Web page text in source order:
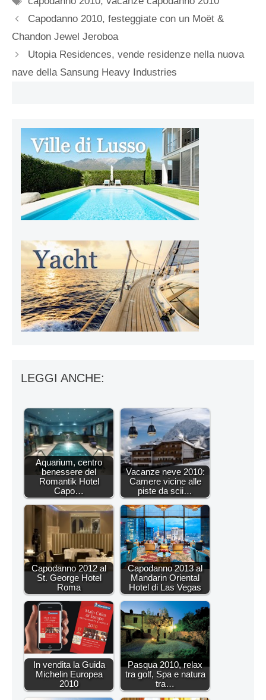
Capodanno 2010, festeggiate con un Moët &
Chandon Jewel Jeroboa
Utopia Residences, vende residenze nella nuova
nave della Sansung Heavy Industries
LEGGI ANCHE:
Aquarium, centro
benessere del
Romantik Hotel
Capo…
Vacanze neve 2010:
Camere vicine alle
piste da scii…
Capodanno 2012 al
St. George Hotel
Roma
Capodanno 2013 al
Mandarin Oriental
Hotel di Las Vegas
In vendita la Guida
Michelin Europea
2010
Pasqua 2010, relax
tra golf, Spa e natura
tra…